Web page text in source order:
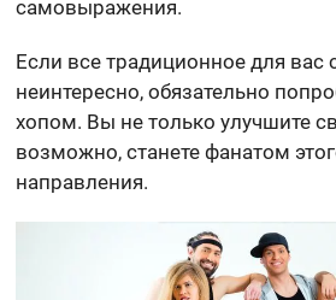
самовыражения.
Если все традиционное для
неинтересно, обязательно
хопом. Вы не только улучшите
возможно, станете фанатом
направления.